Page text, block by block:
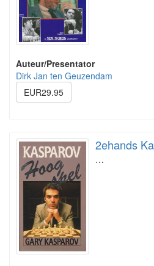
Auteur/Presentator
Dirk Jan ten Geuzendam
EUR29.95
2ehands
…